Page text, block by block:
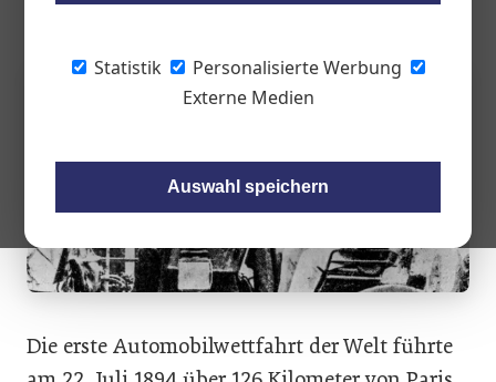
Statistik
Personalisierte Werbung
Externe Medien
Auswahl speichern
Geschichte.
Die erste Automobilwettfahrt der Welt führte